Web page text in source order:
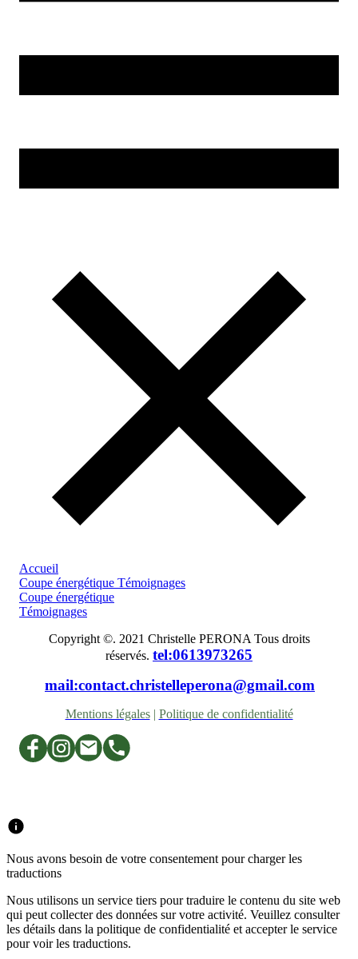
Accueil
Coupe énergétique Témoignages
Coupe énergétique
Témoignages
Copyright ©. 2021 Christelle PERONA Tous droits
réservés. tel:0613973265
mail:contact.christelleperona@gmail.com
Mentions légales| Politique de confidentialité
Nous avons besoin de votre consentement pour charger les
traductions
Nous utilisons un service tiers pour traduire le contenu du site web
qui peut collecter des données sur votre activité. Veuillez consulter
les détails dans la politique de confidentialité et accepter le service
pour voir les traductions.